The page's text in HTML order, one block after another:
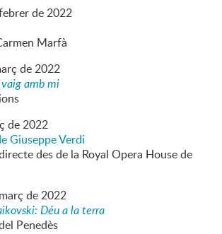
de2022
Marfà
de2022
amb mi
de2022
Giuseppe Verdi
des de la Royal Opera House de
març de2022
Déu a la terra
Penedès